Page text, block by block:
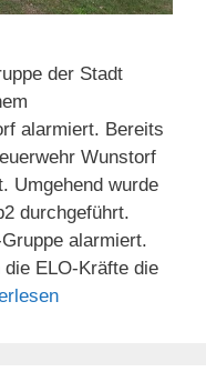
der Stadt
alarmiert. Bereits
Wunstorf
Umgehend wurde
durchgeführt.
alarmiert.
ELO-Kräfte die